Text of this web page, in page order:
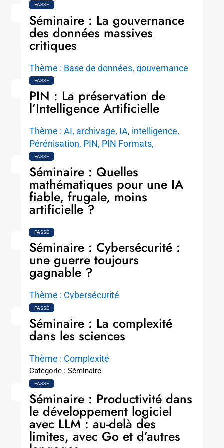
LIRE LA SUITE
PASSÉ
Séminaire : La gouvernance
des données massives
critiques
Thème : Base de données, gouvernance
Catégorie : Séminaire
LIRE LA SUITE
PASSÉ
PIN : La préservation de
l’Intelligence Artificielle
Thème : AI, archivage, IA, intelligence,
Pérénisation, PIN, PIN Formats,
préservation
Catégorie : Plénière
LIRE LA SUITE
PASSÉ
Séminaire : Quelles
mathématiques pour une IA
fiable, frugale, moins
artificielle ?
Thème : IA
Catégorie : Séminaire
LIRE LA SUITE
PASSÉ
Séminaire : Cybersécurité :
une guerre toujours
gagnable ?
Thème : Cybersécurité
Catégorie : Séminaire
LIRE LA SUITE
PASSÉ
Séminaire : La complexité
dans les sciences
Thème : Complexité
Catégorie : Séminaire
LIRE LA SUITE
PASSÉ
Séminaire : Productivité dans
le développement logiciel
avec LLM : au-delà des
limites, avec Go et d’autres